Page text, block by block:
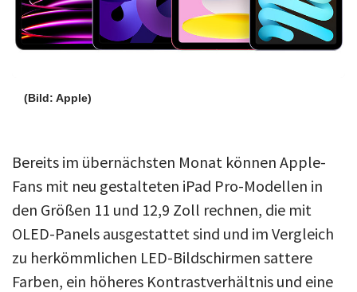
(Bild: Apple)
Bereits im übernächsten Monat können Apple-
Fans mit neu gestalteten iPad Pro-Modellen in
den Größen 11 und 12,9 Zoll rechnen, die mit
OLED-Panels ausgestattet sind und im Vergleich
zu herkömmlichen LED-Bildschirmen sattere
Farben, ein höheres Kontrastverhältnis und eine